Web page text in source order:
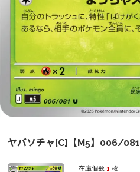
ヤバソチャ[C]【M5】006/081
在庫個数 1 枚